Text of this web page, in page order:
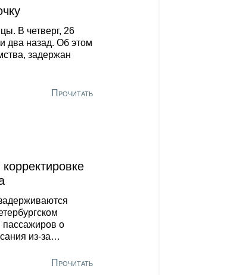
В четверг, 26
два назад. Об этом
задержан
Прочитать
пассажиров о
из-за
усилили состав
Прочитать